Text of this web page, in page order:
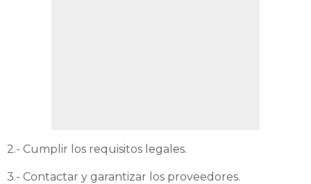
2.- Cumplir los requisitos legales.
3.- Contactar y garantizar los proveedores.